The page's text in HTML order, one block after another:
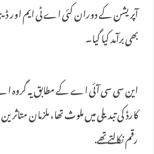
آپریشن کے دوران کئی اے ٹی ایم اور
بھی برآمد کیا گیا۔
این سی سی آئی اے کے مطابق یہ گروہ
کارڈ کی تبدیلی میں ملوث تھا، ملزمان
رقم نکالتے تھے.